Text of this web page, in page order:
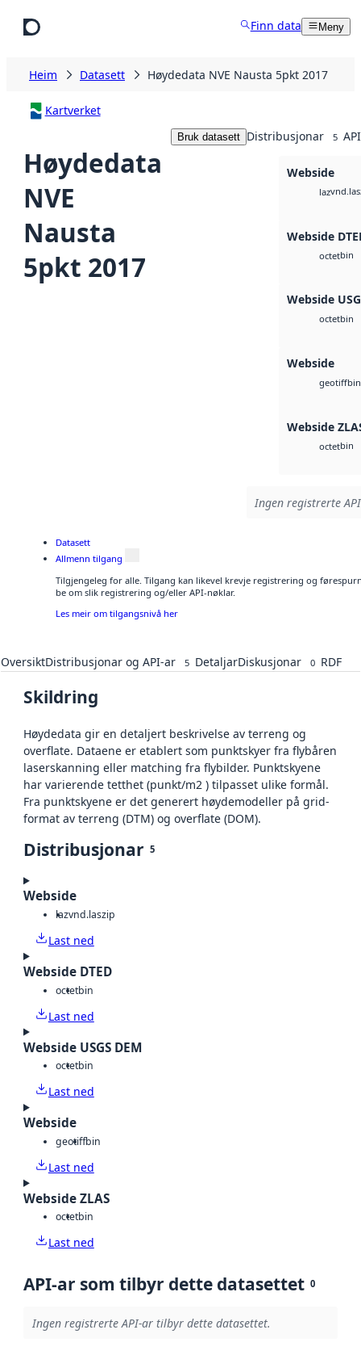
Finn data Meny
Heim Datasett Høydedata NVE Nausta 5pkt 2017
Kartverket
Høydedata
NVE
Nausta
5pkt 2017
Bruk datasett Distribusjonar 5
Webside
laz
Webside
octetbin
Webside
octetbin
Webside
geotiffbin
Webside
octetbin
Ingen registrerte
Datasett
Allmenn tilgang
Tilgjengeleg for alle. Tilgang kan likevel krevje registrering og
be om slik registrering og/eller API-nøklar.
Les meir om tilgangsnivå her
OversiktDistribusjonar og API-ar 5 DetaljarDiskusjonar 0 RDF
Skildring
Høydedata gir en detaljert beskrivelse av terreng og
overflate. Dataene er etablert som punktskyer fra flybåren
laserskanning eller matching fra flybilder. Punktskyene
har varierende tetthet (punkt/m2 ) tilpasset ulike formål.
Fra punktskyene er det generert høydemodeller på grid-
format av terreng (DTM) og overflate (DOM).
Distribusjonar 5
Webside
lazvnd.laszip
Last ned
Webside DTED
octetbin
Last ned
Webside USGS DEM
octetbin
Last ned
Webside
geotiffbin
Last ned
Webside ZLAS
octetbin
Last ned
API-ar som tilbyr dette datasettet 0
Ingen registrerte API-ar tilbyr dette datasettet.